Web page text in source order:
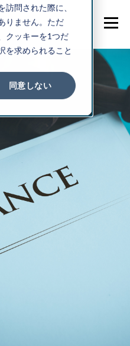
問された際に、
りません。ただ
クッキーを1つだ
を求められること
同意しない